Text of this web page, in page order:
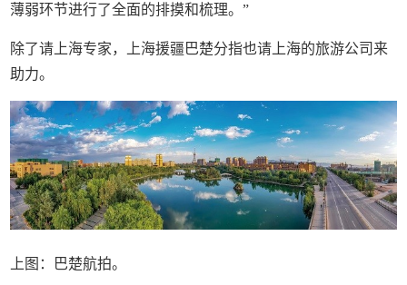
薄弱环节进行了全面的排摸和梳理。”
除了请上海专家，上海援疆巴楚分指也请上海的旅游公司来
助力。
上图：巴楚航拍。